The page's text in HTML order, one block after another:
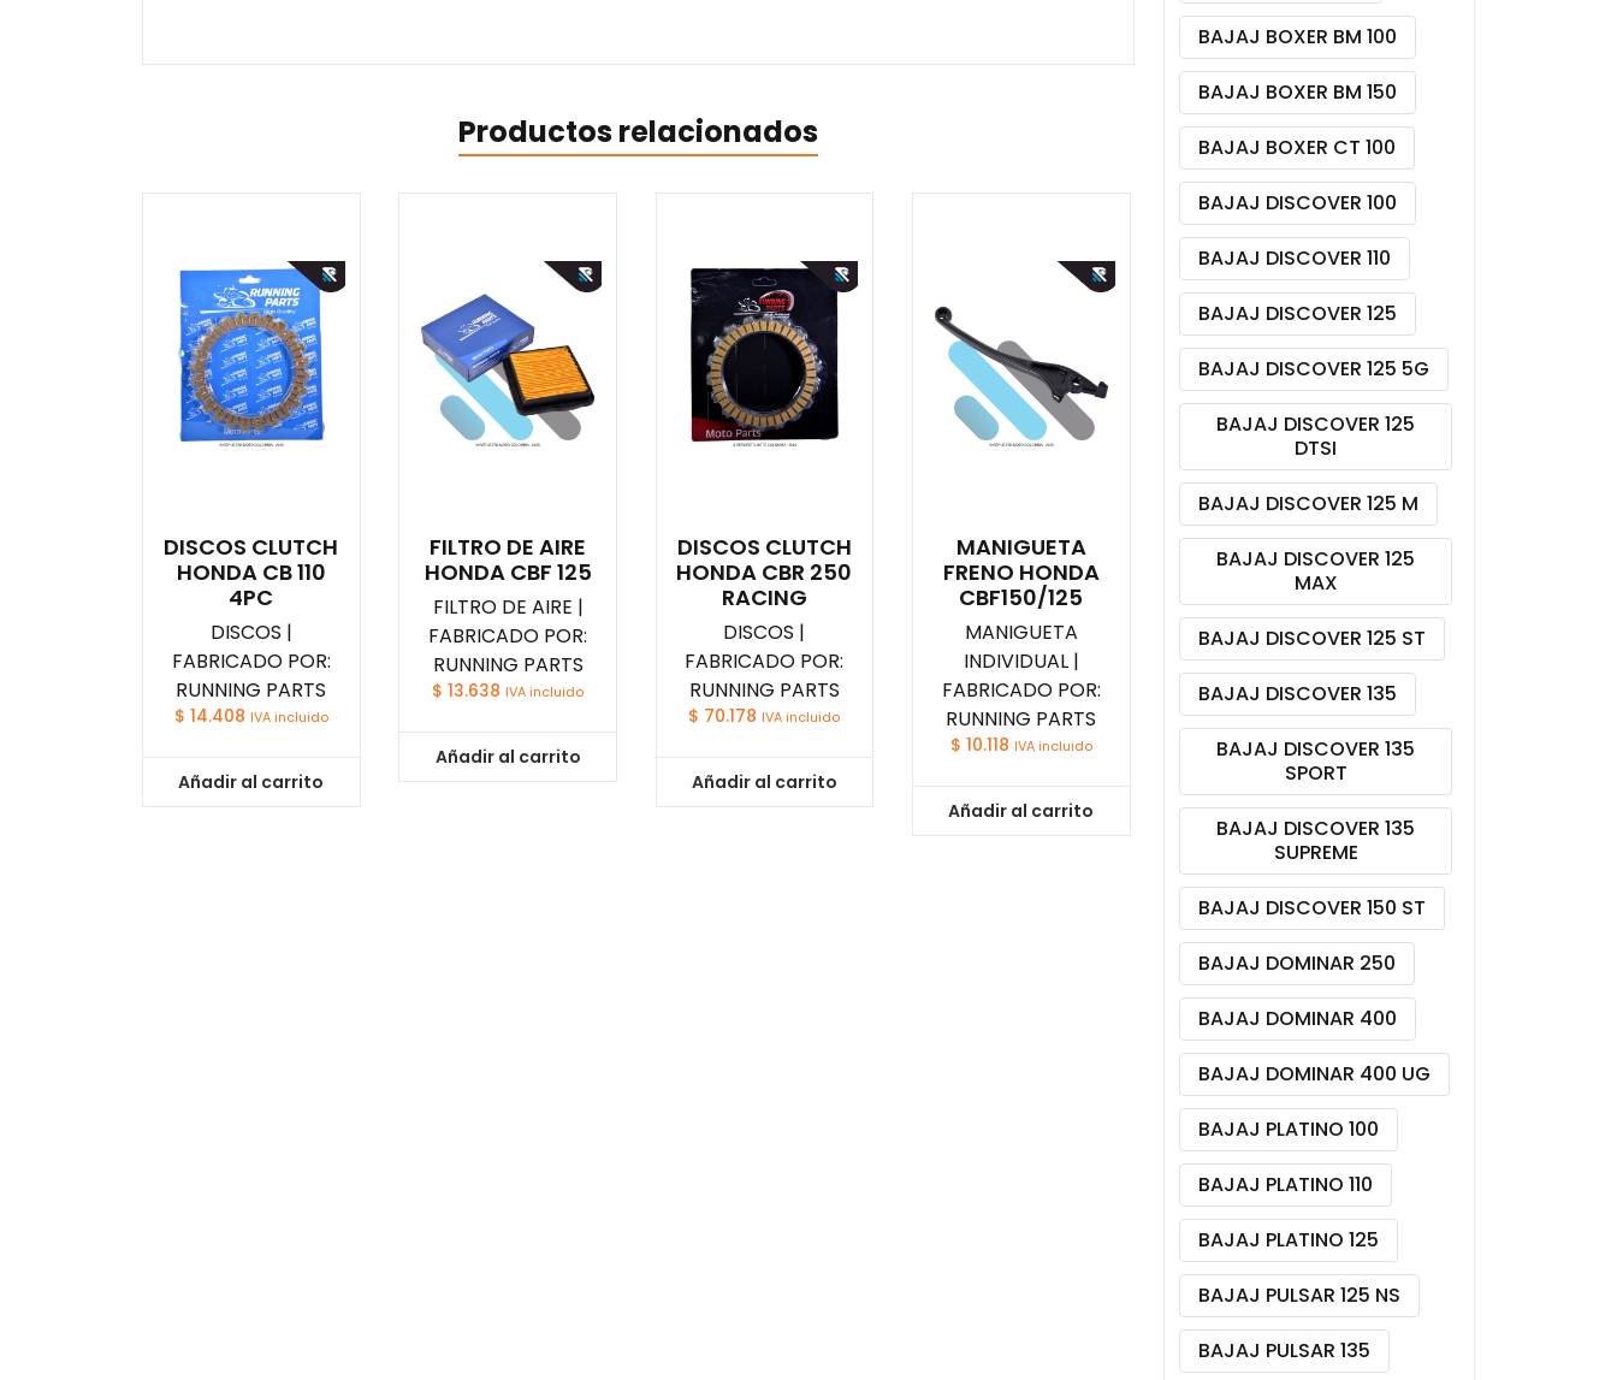
Productos relacionados
DISCOS CLUTCH
HONDA CB 110
4PC
DISCOS |
FABRICADO POR:
RUNNING PARTS
$ 14.408 IVA incluido
Añadir al carrito
FILTRO DE AIRE
HONDA CBF 125
FILTRO DE AIRE |
FABRICADO POR:
RUNNING PARTS
$ 13.638 IVA incluido
Añadir al carrito
DISCOS CLUTCH
HONDA CBR 250
RACING
DISCOS |
FABRICADO POR:
RUNNING PARTS
$ 70.178 IVA incluido
Añadir al carrito
MANIGUETA
FRENO HONDA
CBF150/125
MANIGUETA
INDIVIDUAL |
FABRICADO POR:
RUNNING PARTS
$ 10.118 IVA incluido
Añadir al carrito
BAJAJ BOXER BM 100
BAJAJ BOXER BM 150
BAJAJ BOXER CT 100
BAJAJ DISCOVER 100
BAJAJ DISCOVER 110
BAJAJ DISCOVER 125
BAJAJ DISCOVER 125 5G
BAJAJ DISCOVER 125
DTSI
BAJAJ DISCOVER 125 M
BAJAJ DISCOVER 125
MAX
BAJAJ DISCOVER 125 ST
BAJAJ DISCOVER 135
BAJAJ DISCOVER 135
SPORT
BAJAJ DISCOVER 135
SUPREME
BAJAJ DISCOVER 150 ST
BAJAJ DOMINAR 250
BAJAJ DOMINAR 400
BAJAJ DOMINAR 400 UG
BAJAJ PLATINO 100
BAJAJ PLATINO 110
BAJAJ PLATINO 125
BAJAJ PULSAR 125 NS
BAJAJ PULSAR 135